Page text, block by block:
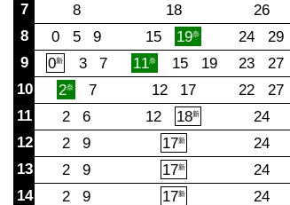
7 8 18 26
8
0 5 9 15 19奈 24 29
9
0新 3 7 11奈 15 19 23 27
10 2奈 7 12 17 22 27
11
2 6 12 18新 24
12
2 9 17新 24
13
2 9 17新 24
14
2 9 17新 24